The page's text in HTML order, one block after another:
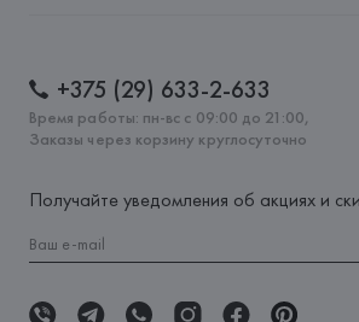
+375 (29) 633-2-633
Время работы: пн-вс с 09:00 до 21:00,
Заказы через корзину круглосуточно
Получайте уведомления об акциях и